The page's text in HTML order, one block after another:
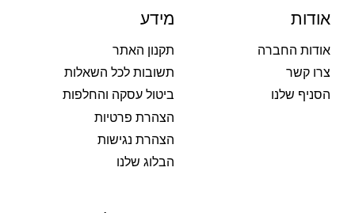
אודות
אודות החברה
צרו קשר
הסניף שלנו
מידע
תקנון האתר
תשובות לכל השאלות
ביטול עסקה והחלפות
הצהרת פרטיות
הצהרת נגישות
הבלוג שלנו